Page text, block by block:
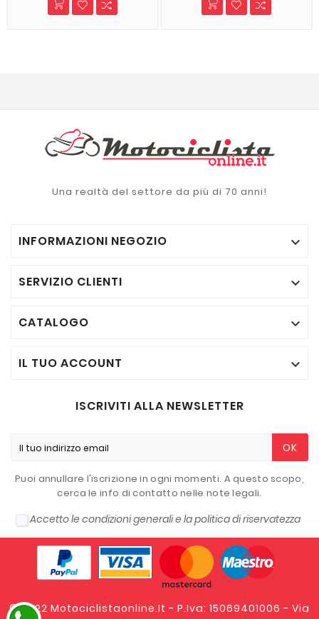
Una realtà del settore da più di 70 anni!
INFORMAZIONI NEGOZIO 
SERVIZIO CLIENTI 
CATALOGO 
IL TUO ACCOUNT 
ISCRIVITI ALLA NEWSLETTER
OK
Puoi annullare l'iscrizione in ogni momenti. A questo scopo,
cerca le info di contatto nelle note legali.
Accetto le condizioni generali e la politica di riservatezza
© 2022 Motociclistaonline.it - P.Iva: 15069401006 - Via